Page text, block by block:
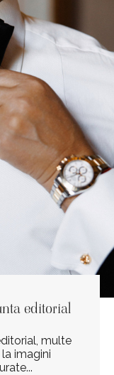
editorial
multe
imagini